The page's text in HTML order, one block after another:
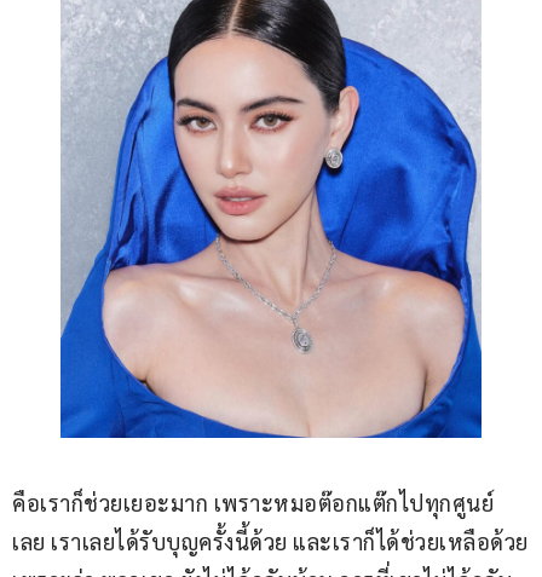
คือเราก็ช่วยเยอะมาก เพราะหมอต๊อกแต๊กไปทุกศูนย์
เลย เราเลยได้รับบุญครั้งนี้ด้วย และเราก็ได้ช่วยเหลือด้วย